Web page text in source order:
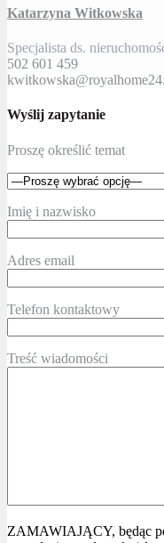
Katarzyna Witkowska
Specjalista ds.
502 601 459
Wyślij zapytanie
Proszę określić temat
Imię i nazwisko
Adres email
Telefon kontaktowy
Treść wiadomości
ZAMAWIAJĄCY, będąc